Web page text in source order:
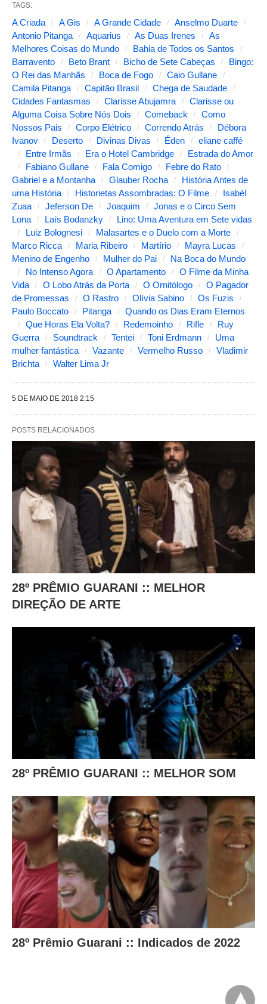
TAGS:
A Criada A Gis A Grande Cidade
Anselmo Duarte
Antonio Pitanga
Aquarius As Duas Irenes
As
Melhores Coisas do Mundo
Bahia de Todos os Santos
Barravento
Beto Brant Bicho de Sete Cabeças
Bingo:
O Rei das Manhãs
Boca de Fogo
Caio Gullane
Camila Pitanga
Capitão Brasil
Chega de Saudade
Cidades Fantasmas
Clarisse Abujamra
Clarisse ou
Alguma Coisa Sobre Nós Dois
Comeback
Como
Nossos Pais
Corpo Elétrico Correndo Atrás
Débora
Ivanov
Deserto Divinas Divas Éden
eliane caffé
Entre Irmãs
Era o Hotel Cambridge
Estrada do Amor
Fabiano Gullane
Fala Comigo
Febre do Rato
Gabriel e a Montanha
Glauber Rocha
História Antes de
uma História
Historietas Assombradas: O Filme
Isabél
Zuaa
Jeferson De Joaquim
Jonas e o Circo Sem
Lona
Laís Bodanzky
Lino: Uma Aventura em Sete vidas
Luiz Bolognesi
Malasartes e o Duelo com a Morte
Marco Ricca
Maria Ribeiro Martírio
Mayra Lucas
Menino de Engenho
Mulher do Pai
Na Boca do Mundo
No Intenso Agora
O Apartamento
O Filme da Minha
Vida
O Lobo Atrás da Porta O Ornitólogo
O Pagador
de Promessas
O Rastro Olívia Sabino
Os Fuzis
Paulo Boccato
Pitanga
Quando os Dias Eram Eternos
Que Horas Ela Volta?
Redemoinho Rifle
Ruy
Guerra
Soundtrack Tentei Toni Erdmann
Uma
mulher fantástica
Vazante Vermelho Russo
Vladimir
Brichta
Walter Lima Jr
5 DE MAIO DE 2018 2:15
POSTS RELACIONADOS
28º PRÊMIO GUARANI :: MELHOR
DIREÇÃO DE ARTE
28º PRÊMIO GUARANI :: MELHOR SOM
28º Prêmio Guarani :: Indicados de 2022